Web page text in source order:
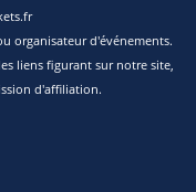
organisateur d'événements.
liens figurant sur notre site,
d'affiliation.